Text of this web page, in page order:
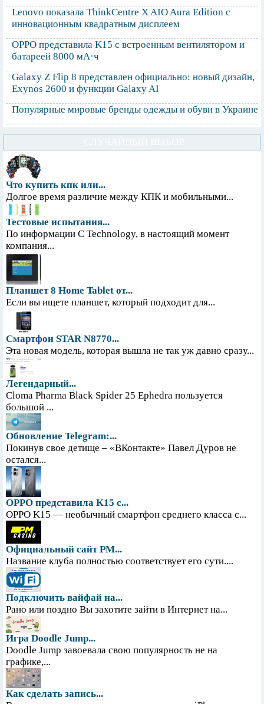
Lenovo показала ThinkCentre X AIO Aura Edition с
инновационным квадратным дисплеем
OPPO представила K15 с встроенным вентилятором и
батареей 8000 мА·ч
Galaxy Z Flip 8 представлен официально: новый дизайн,
Exynos 2600 и функции Galaxy AI
Популярные мировые бренды одежды и обуви в Украине
Что купить кпк или...
Долгое время различие между КПК и мобильными...
Тестовые испытания...
По информации С Technology, в настоящий момент
компания...
Планшет 8 Home Tablet от...
Если вы ищете планшет, который подходит для...
Смартфон STAR N8770...
Эта новая модель, которая вышла не так уж давно сразу...
Легендарный...
Cloma Pharma Black Spider 25 Ephedra пользуется
большой ...
Обновление Telegram:...
Покинув свое детище – «ВКонтакте» Павел Дуров не
остался...
OPPO представила K15 с...
OPPO K15 — необычный смартфон среднего класса с...
Официальный сайт PM...
Название клуба полностью соответствует его сути....
Подключить вайфай на...
Рано или поздно Вы захотите зайти в Интернет на...
Игра Doodle Jump...
Doodle Jump завоевала свою популярность не на
графике,...
Как сделать запись...